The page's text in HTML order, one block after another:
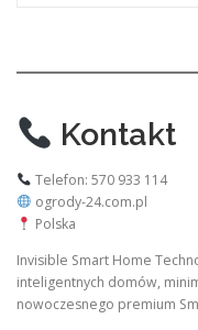
Kontakt
Telefon: 570 933 114
ogrody-24.com.pl
Polska
Invisible Smart Home
inteligentnych domów,
nowoczesnego premium